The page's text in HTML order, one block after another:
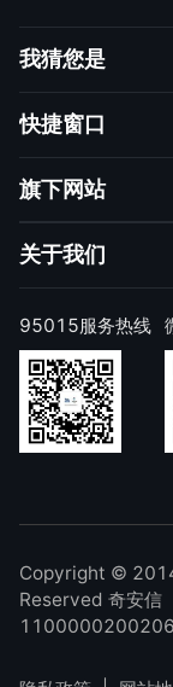
我猜您是
客户
合作伙伴
求职者
快捷窗口
如何购买
产品注册与激活
样本上报
奇安信天守安全
顽固病毒专杀工
旗下网站
网神
技术研究院
威胁情报中心
补天漏洞响应平
关于我们
公司简介
公司新闻
发展历程
进出口合规声明
95015服务热线
Copyright ©
Reserved 奇安信